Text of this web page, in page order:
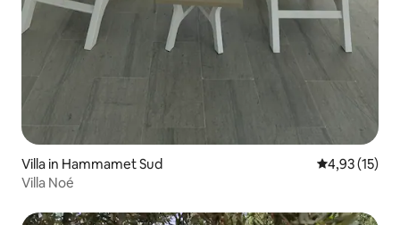
Villa in Hammamet Sud
4,93 (15)
Villa Noé